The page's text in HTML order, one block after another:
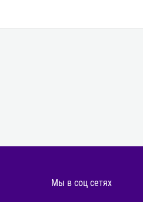
Мы в соц сетях